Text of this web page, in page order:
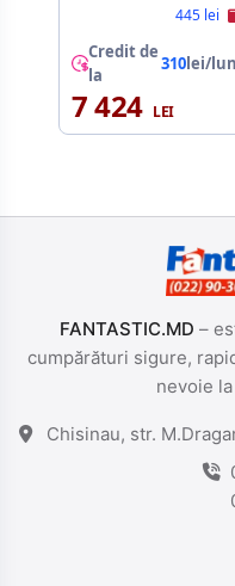
A+++, Подогрев
наружн
блока(работает
при -25°C) Gentle
breeze, 4D
wi-fi Ready
445 lei
Credit de
la
310lei/
7 424
FANTASTIC.MD –
cumpărături sigure,
nevoie
Chisinau, str.